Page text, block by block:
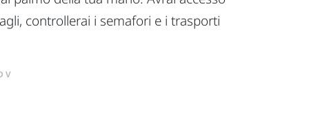
controllerai i semafori e i trasporti